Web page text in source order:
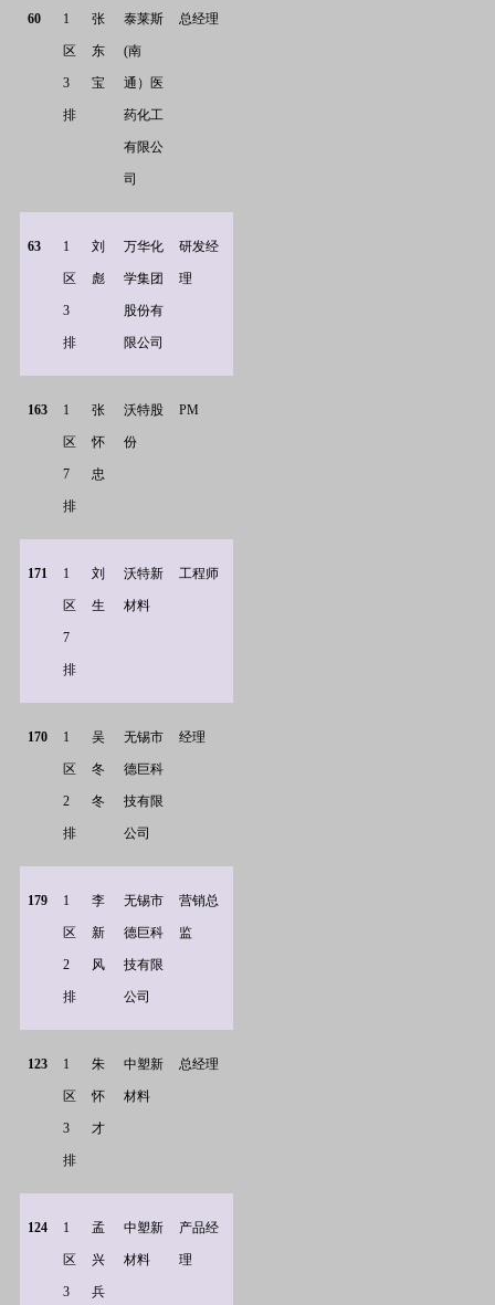
60 1
区
3
排
张
东
宝
泰莱斯
(南
通）医
药化工
有限公
司
总经理
63 1
区
3
排
刘
彪
万华化
学集团
股份有
限公司
研发经
理
163 1
区
7
排
张
怀
忠
沃特股
份
PM
171 1
区
7
排
刘
生
沃特新
材料
工程师
170 1
区
2
排
吴
冬
冬
无锡市
德巨科
技有限
公司
经理
179 1
区
2
排
李
新
风
无锡市
德巨科
技有限
公司
营销总
监
123 1
区
3
排
朱
怀
才
中塑新
材料
总经理
124 1
区
3
孟
兴
兵
中塑新
材料
产品经
理